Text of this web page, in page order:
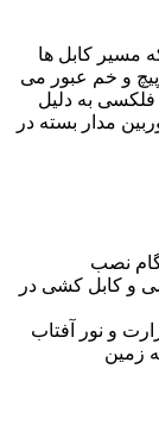
مسیر کابل ها
و خم عبور می
فلکسی به دلیل
مدار بسته در
نصب
و کابل کشی در
و نور آفتاب
زمین